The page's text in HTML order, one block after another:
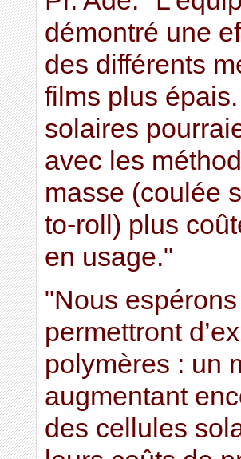
démontré une
des différents
films plus
solaires
avec les
masse (coulée
to-roll) plus
en usage."
"Nous
permettront
polymères : un
augmentant
des cellules